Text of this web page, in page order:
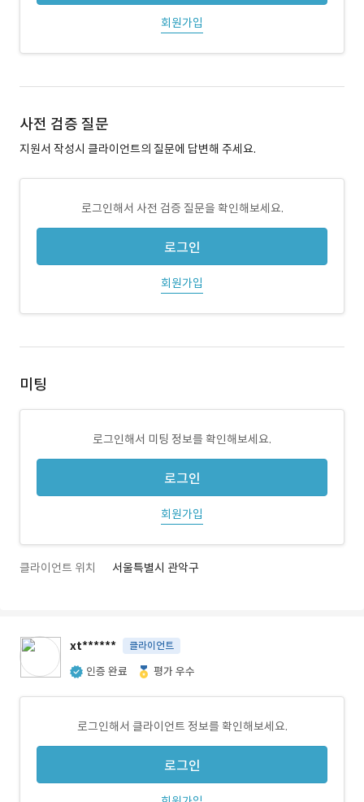
회원가입
사전 검증 질문
지원서 작성시 클라이언트의 질문에 답변해 주세요.
로그인해서 사전 검증 질문을 확인해보세요.
로그인
회원가입
미팅
로그인해서 미팅 정보를 확인해보세요.
로그인
회원가입
클라이언트 위치 서울특별시 관악구
xt****** 클라이언트
인증 완료 평가 우수
로그인해서 클라이언트 정보를 확인해보세요.
로그인